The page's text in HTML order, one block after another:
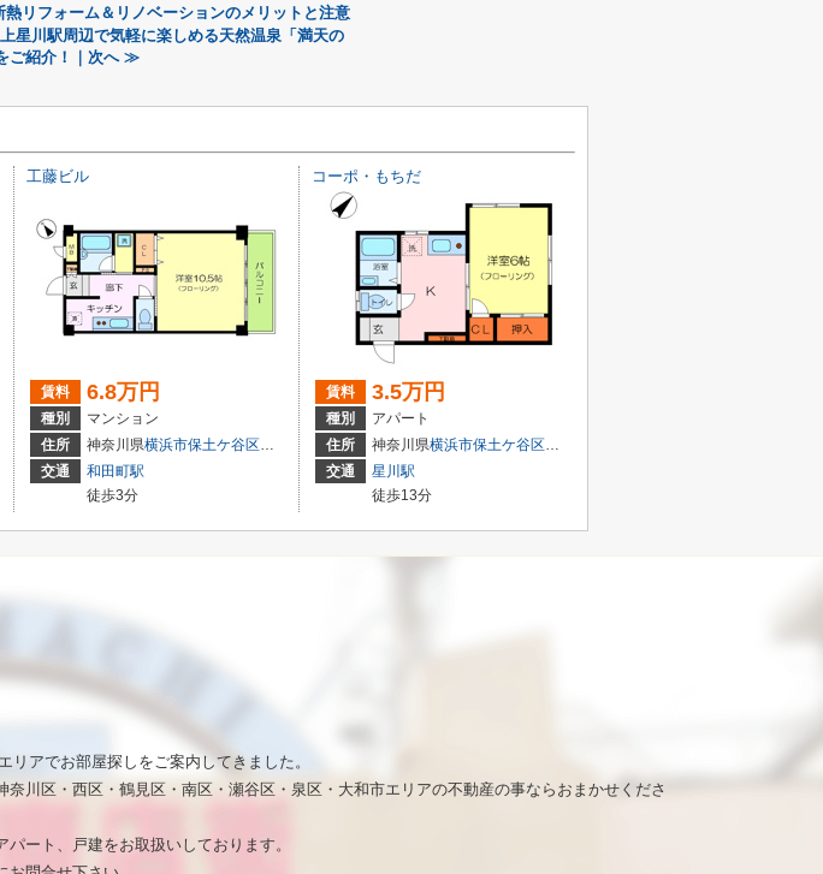
リフォーム＆リノベーションのメリットと注意
星川駅周辺で気軽に楽しめる天然温泉「満天の
ご紹介！｜次へ ≫
１丁目２０－４
工藤ビル
賃料 6.8万円
種別
マンション
住所
神奈川県横浜市保土ケ谷区和田
１丁目13-21
交通
和田町駅
徒歩3分
コーポ・もちだ
賃料 3.5万円
種別
アパート
住所
神奈川県横浜市保土ケ谷区岡沢町
交通
星川駅
徒歩13分
アでお部屋探しをご案内してきました。
川区・西区・鶴見区・南区・瀬谷区・泉区・大和市エリアの不動産の事ならおまかせくださ
ート、戸建をお取扱いしております。